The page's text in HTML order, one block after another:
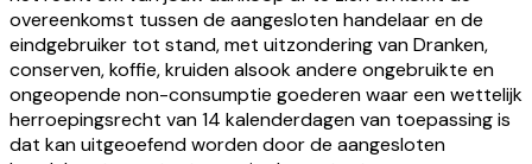
overeenkomst tussen de aangesloten handelaar en de
eindgebruiker tot stand, met uitzondering van Dranken,
conserven, koffie, kruiden alsook andere ongebruikte en
ongeopende non-consumptie goederen waar een wettelijk
herroepingsrecht van 14 kalenderdagen van toepassing is
dat kan uitgeoefend worden door de aangesloten